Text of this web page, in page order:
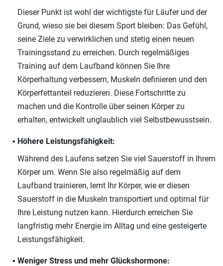
Dieser Punkt ist wohl der wichtigste für Läufer und der
Grund, wieso sie bei diesem Sport bleiben: Das Gefühl,
seine Ziele zu verwirklichen und stetig einen neuen
Trainingsstand zu erreichen. Durch regelmäßiges
Training auf dem Laufband können Sie Ihre
Körperhaltung verbessern, Muskeln definieren und den
Körperfettanteil reduzieren. Diese Fortschritte zu
machen und die Kontrolle über seinen Körper zu
erhalten, entwickelt unglaublich viel Selbstbewusstsein.
Höhere Leistungsfähigkeit:
Während des Laufens setzen Sie viel Sauerstoff in Ihrem
Körper um. Wenn Sie also regelmäßig auf dem
Laufband trainieren, lernt Ihr Körper, wie er diesen
Sauerstoff in die Muskeln transportiert und optimal für
Ihre Leistung nutzen kann. Hierdurch erreichen Sie
langfristig mehr Energie im Alltag und eine gesteigerte
Leistungsfähigkeit.
Weniger Stress und mehr Glückshormone: